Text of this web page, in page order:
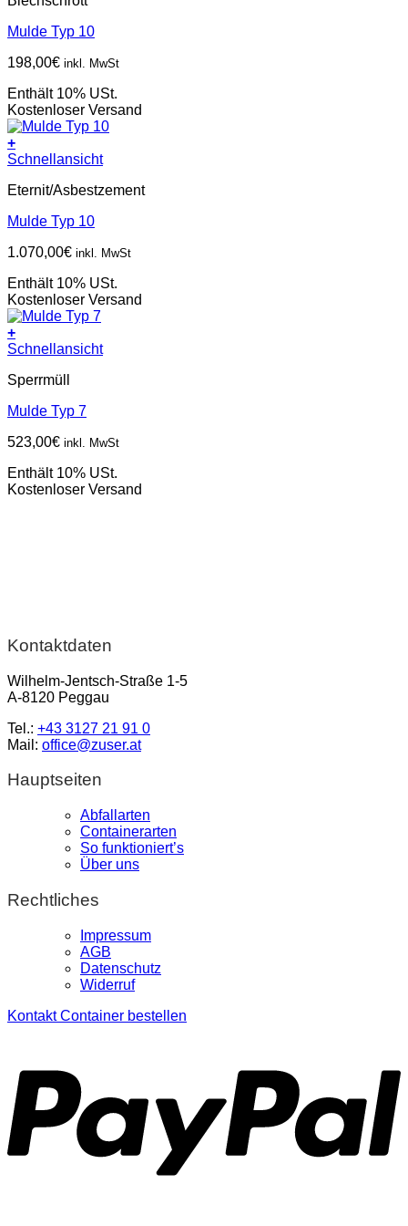
Mulde Typ 10
198,00€ inkl. MwSt
Enthält 10% USt.
Kostenloser Versand
+
Schnellansicht
Eternit/Asbestzement
Mulde Typ 10
1.070,00€ inkl. MwSt
Enthält 10% USt.
Kostenloser Versand
+
Schnellansicht
Sperrmüll
Mulde Typ 7
523,00€ inkl. MwSt
Enthält 10% USt.
Kostenloser Versand
Kontaktdaten
Wilhelm-Jentsch-Straße 1-5
A-8120 Peggau
Tel.: +43 3127 21 91 0
Mail: office@zuser.at
Hauptseiten
Abfallarten
Containerarten
So funktioniert’s
Über uns
Rechtliches
Impressum
AGB
Datenschutz
Widerruf
Kontakt Container bestellen